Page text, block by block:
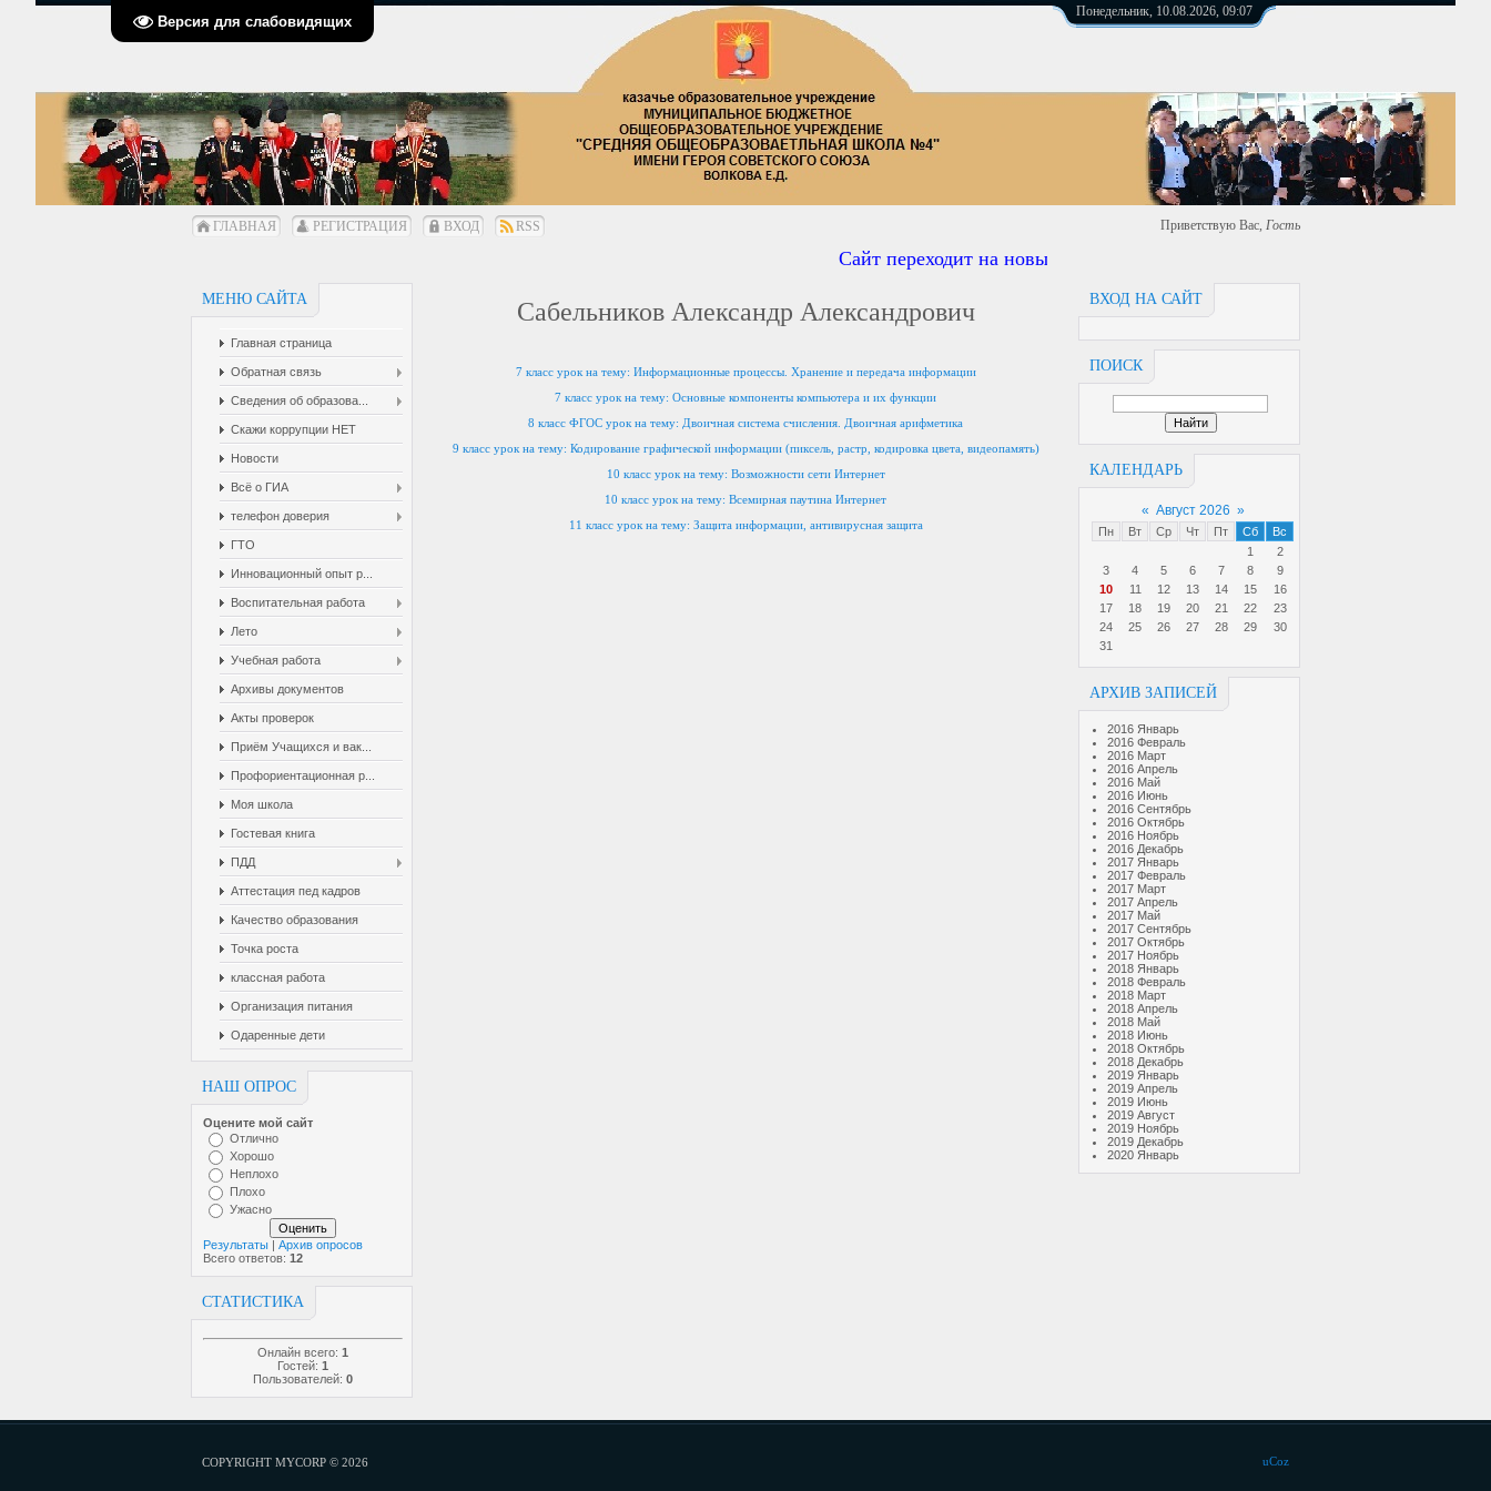
Версия для слабовидящих
Понедельник, 10.08.2026, 09:07
ГЛАВНАЯ РЕГИСТРАЦИЯ ВХОД RSS Приветствую Вас, Гость
Сайт переходит на новый ардерс https://сош4.рф
МЕНЮ САЙТА
Главная страница
Обратная связь
Сведения об образова...
Скажи коррупции НЕТ
Новости
Всё о ГИА
телефон доверия
ГТО
Инновационный опыт р...
Воспитательная работа
Лето
Учебная работа
Архивы документов
Акты проверок
Приём Учащихся и вак...
Профориентационная р...
Моя школа
Гостевая книга
ПДД
Аттестация пед кадров
Качество образования
Точка роста
классная работа
Организация питания
Одаренные дети
НАШ ОПРОС
Оцените мой сайт
Отлично
Хорошо
Неплохо
Плохо
Ужасно
Результаты | Архив опросов
Всего ответов: 12
СТАТИСТИКА
Онлайн всего: 1
Гостей: 1
Пользователей: 0
ВХОД НА САЙТ
ПОИСК
КАЛЕНДАРЬ
« Август 2026 »
Пн Вт Ср Чт Пт Сб
Вс
1
2
3
4 5 6 7 8
9
10
11 12 13 14 15
16
17
18 19 20 21 22
23
24
25 26 27 28 29
30
31
АРХИВ ЗАПИСЕЙ
2016 Январь
2016 Февраль
2016 Март
2016 Апрель
2016 Май
2016 Июнь
2016 Сентябрь
2016 Октябрь
2016 Ноябрь
2016 Декабрь
2017 Январь
2017 Февраль
2017 Март
2017 Апрель
2017 Май
2017 Сентябрь
2017 Октябрь
2017 Ноябрь
2018 Январь
2018 Февраль
2018 Март
2018 Апрель
2018 Май
2018 Июнь
2018 Октябрь
2018 Декабрь
2019 Январь
2019 Апрель
2019 Июнь
2019 Август
2019 Ноябрь
2019 Декабрь
2020 Январь
Сабельников Александр Александрович
7 класс урок на тему: Информационные процессы. Хранение и передача информации
7 класс урок на тему: Основные компоненты компьютера и их функции
8 класс ФГОС урок на тему: Двоичная система счисления. Двоичная арифметика
9 класс урок на тему: Кодирование графической информации (пиксель, растр, кодировка цвета, видеопамять)
10 класс урок на тему: Возможности сети Интернет
10 класс урок на тему: Всемирная паутина Интернет
11 класс урок на тему: Защита информации, антивирусная защита
COPYRIGHT MYCORP © 2026 uCoz